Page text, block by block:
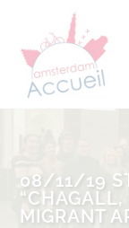
08/11/19
“CHAGALL,
MIGRANT